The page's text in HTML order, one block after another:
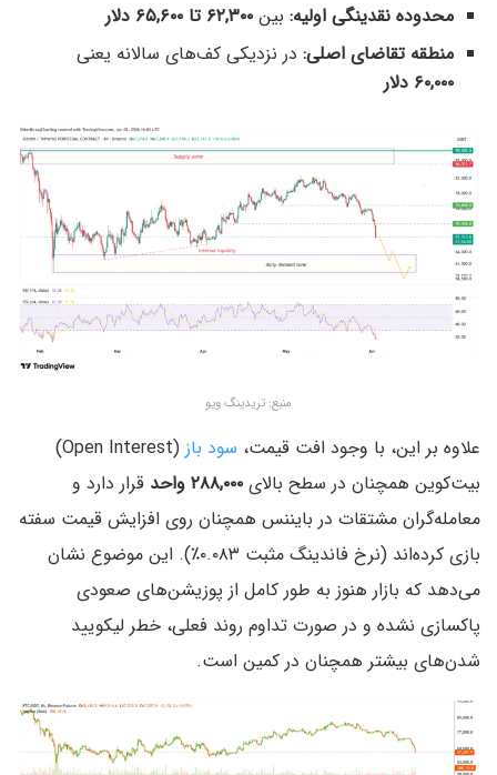
محدوده نقدینگی اولیه: بین ۶۲,۳۰۰ تا ۶۵,۶۰۰ دلار
منطقه تقاضای اصلی: در نزدیکی کف‌های سالانه یعنی
۶۰,۰۰۰ دلار
منبع: تریدینگ ویو
علاوه بر این، با وجود افت قیمت، سود باز
(Open Interest)
بیت‌کوین همچنان در سطح بالای ۲۸۸,۰۰۰ واحد
قرار دارد و
معامله‌گران مشتقات در بایننس همچنان روی افزایش قیمت سفته
بازی کرده‌اند (نرخ فاندینگ مثبت ۰.۰۸۳٪). این موضوع نشان
می‌دهد که بازار هنوز به طور کامل از پوزیشن‌های صعودی
پاکسازی نشده و در صورت تداوم روند فعلی، خطر لیکویید
شدن‌های بیشتر همچنان در کمین است.